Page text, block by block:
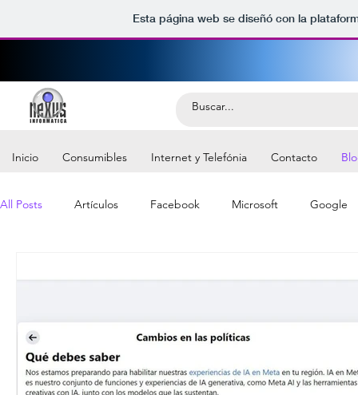
Esta página web se diseñó con la
Inicio Consumibles Internet y Telefónia Contacto
All Posts Artículos Facebook Microsoft Google